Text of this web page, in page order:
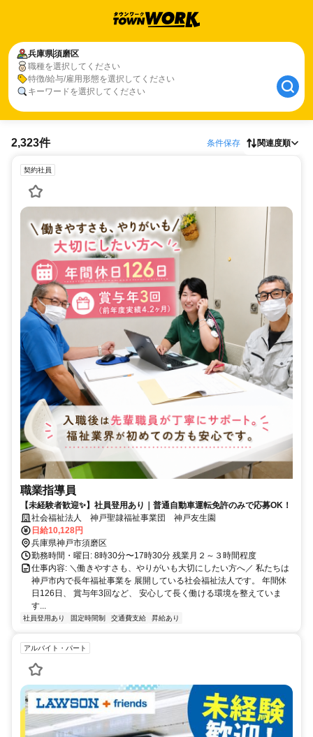
兵庫県須磨区
職種を選択してください
特徴/給与/雇用形態を選択してください
キーワードを選択してください
2,323件 条件保存 関連度順
契約社員
職業指導員
【未経験者歓迎✨】社員登用あり｜普通自動車運転免許のみで応募OK！
社会福祉法人 神戸聖隷福祉事業団 神戸友生園
日給10,128円
兵庫県神戸市須磨区
勤務時間・曜日: 8時30分〜17時30分 残業月２～３時間程度
仕事内容: ＼働きやすさも、やりがいも大切にしたい方へ／ 私たちは
神戸市内で長年福祉事業を 展開している社会福祉法人です。 年間休
日126日、 賞与年3回など、 安心して長く働ける環境を整えていま
す...
社員登用あり 固定時間制 交通費支給 昇給あり
アルバイト・パート